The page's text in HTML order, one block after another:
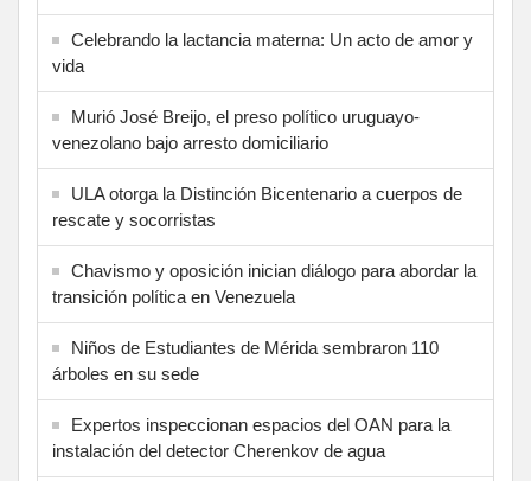
Celebrando la lactancia materna: Un acto de amor y
vida
Murió José Breijo, el preso político uruguayo-
venezolano bajo arresto domiciliario
ULA otorga la Distinción Bicentenario a cuerpos de
rescate y socorristas
Chavismo y oposición inician diálogo para abordar la
transición política en Venezuela
Niños de Estudiantes de Mérida sembraron 110
árboles en su sede
Expertos inspeccionan espacios del OAN para la
instalación del detector Cherenkov de agua